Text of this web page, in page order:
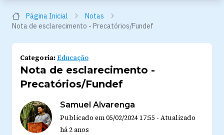
Página Inicial
Notas
Nota de esclarecimento - Precatórios/Fundef
Categoria:Educação
Nota de esclarecimento -
Precatórios/Fundef
Samuel Alvarenga
Publicado em05/02/2024 17:55 - Atualizado
há 2 anos